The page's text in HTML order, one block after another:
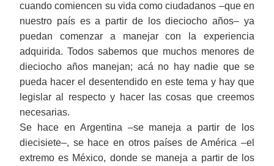
cuando comiencen su vida como ciudadanos ‒que en
nuestro país es a partir de los dieciocho años‒ ya
puedan comenzar a manejar con la experiencia
adquirida. Todos sabemos que muchos menores de
dieciocho años manejan; acá no hay nadie que se
pueda hacer el desentendido en este tema y hay que
legislar al respecto y hacer las cosas que creemos
necesarias.
Se hace en Argentina ‒se maneja a partir de los
diecisiete‒, se hace en otros países de América ‒el
extremo es México, donde se maneja a partir de los